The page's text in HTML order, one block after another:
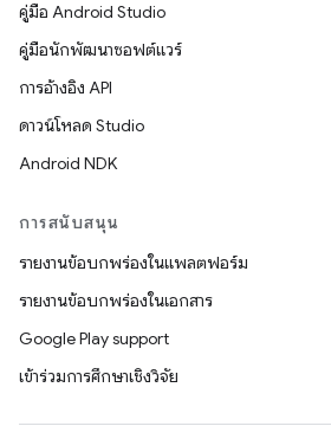
คู่มือ Android Studio
คู่มือนักพัฒนาซอฟต์แวร์
การอ้างอิง API
ดาวน์โหลด Studio
Android NDK
การสนับสนุน
รายงานข้อบกพร่องในแพลตฟอร์ม
รายงานข้อบกพร่องในเอกสาร
Google Play support
เข้าร่วมการศึกษาเชิงวิจัย